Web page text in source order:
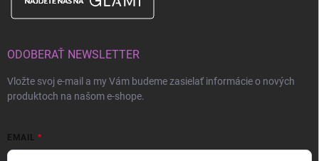
ODOBERAŤ NEWSLETTER
Vložte svoj e-mail a my Vám budeme zasielať informácie o nových
produktoch na našom e-shope.
EMAIL